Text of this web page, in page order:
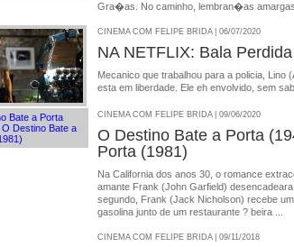
Gra�as. No caminho, lembran�as
CINEMA COM FELIPE BRIDA | 06/07/2020
NA NETFLIX: Bala Perdida
Mecanico que trabalhou para a policia, Lino
esta em liberdade. Ele eh envolvido, sem
CINEMA COM FELIPE BRIDA | 09/06/2020
O Destino Bate a Porta
Porta (1981)
Na California dos anos 30, o romance
amante Frank (John Garfield)
segundo, Frank (Jack Nicholson) recebe
gasolina junto de um restaurante ? beira ...
CINEMA COM FELIPE BRIDA | 09/11/2018